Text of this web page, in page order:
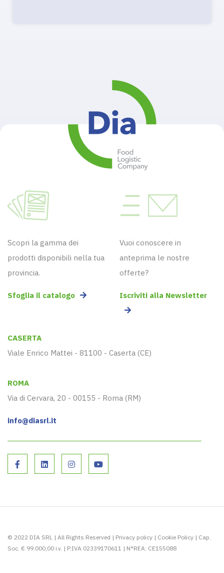
Scopri la gamma dei
prodotti disponibili nella tua
provincia.
Sfoglia il catalogo
Vuoi conoscere in
anteprima le nostre
offerte?
Iscriviti alla Newsletter
CASERTA
Viale Enrico Mattei - 81100 - Caserta (CE)
ROMA
Via di Cervara, 20 - 00155 - Roma (RM)
info@diasrl.it
© 2022 DIA SRL | All Rights Reserved | Privacy policy | Cookie Policy | Cap.
Soc. € 99.000,00 i.v. | P.IVA 02339170611 | N°REA: CE155088